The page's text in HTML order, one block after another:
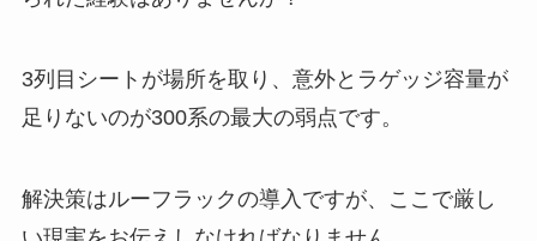
3列目シートが場所を取り、意外とラゲッジ容量が
足りないのが300系の最大の弱点です。
解決策はルーフラックの導入ですが、ここで厳し